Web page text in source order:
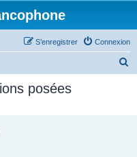
Connexion
S’enregistrer
posées